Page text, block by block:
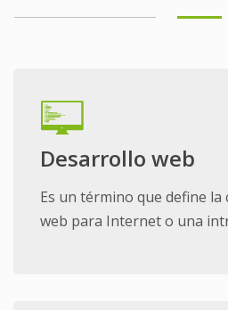
Desarrollo web
Es un término que define la
web para Internet o una